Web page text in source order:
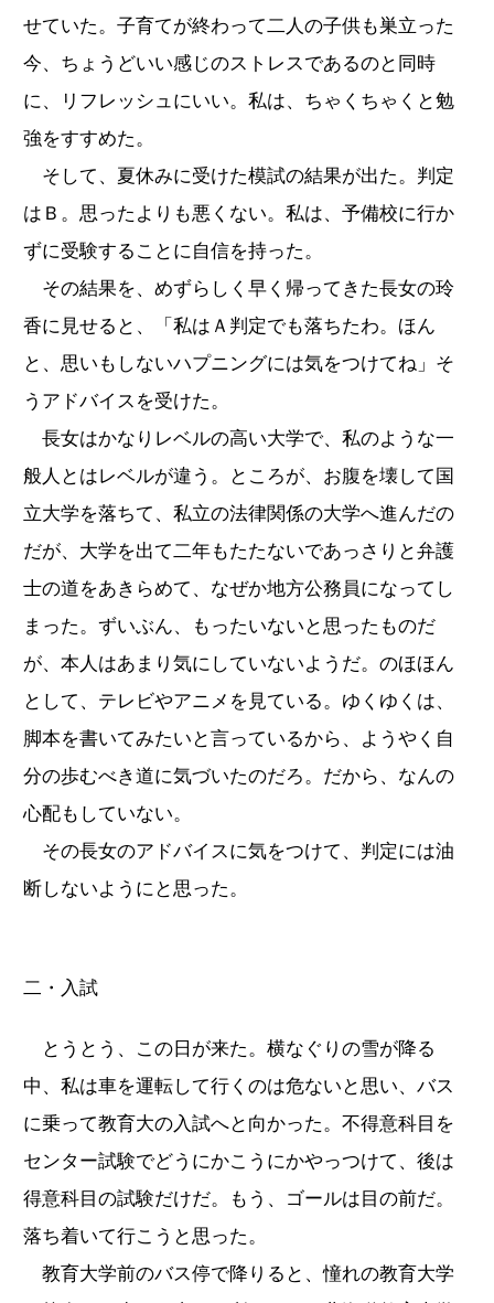
せていた。子育てが終わって二人の子供も巣立った
今、ちょうどいい感じのストレスであるのと同時
に、リフレッシュにいい。私は、ちゃくちゃくと勉
強をすすめた。
そして、夏休みに受けた模試の結果が出た。判定
はＢ。思ったよりも悪くない。私は、予備校に行か
ずに受験することに自信を持った。
その結果を、めずらしく早く帰ってきた長女の玲
香に見せると、「私はＡ判定でも落ちたわ。ほん
と、思いもしないハプニングには気をつけてね」そ
うアドバイスを受けた。
長女はかなりレベルの高い大学で、私のような一
般人とはレベルが違う。ところが、お腹を壊して国
立大学を落ちて、私立の法律関係の大学へ進んだの
だが、大学を出て二年もたたないであっさりと弁護
士の道をあきらめて、なぜか地方公務員になってし
まった。ずいぶん、もったいないと思ったものだ
が、本人はあまり気にしていないようだ。のほほん
として、テレビやアニメを見ている。ゆくゆくは、
脚本を書いてみたいと言っているから、ようやく自
分の歩むべき道に気づいたのだろ。だから、なんの
心配もしていない。
その長女のアドバイスに気をつけて、判定には油
断しないようにと思った。
二・入試
とうとう、この日が来た。横なぐりの雪が降る
中、私は車を運転して行くのは危ないと思い、バス
に乗って教育大の入試へと向かった。不得意科目を
センター試験でどうにかこうにかやっつけて、後は
得意科目の試験だけだ。もう、ゴールは目の前だ。
落ち着いて行こうと思った。
教育大学前のバス停で降りると、憧れの教育大学